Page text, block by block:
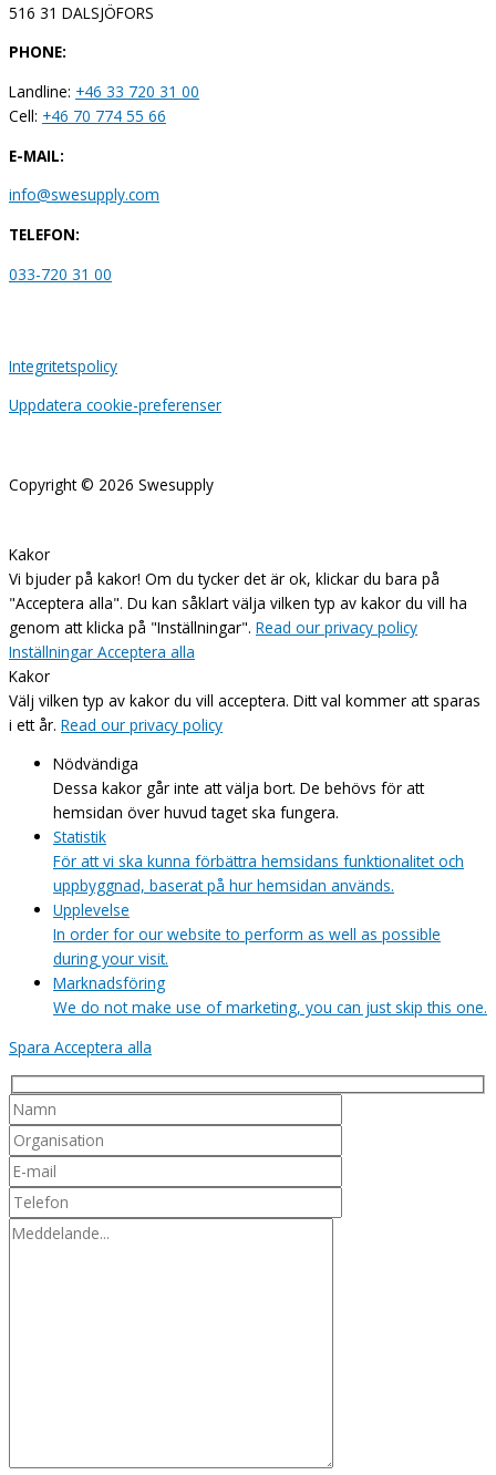
516 31 DALSJÖFORS
PHONE:
Landline: +46 33 720 31 00
Cell: +46 70 774 55 66
E-MAIL:
info@swesupply.com
TELEFON:
033-720 31 00
Integritetspolicy
Uppdatera cookie-preferenser
Copyright © 2026 Swesupply
Kakor
Vi bjuder på kakor! Om du tycker det är ok, klickar du bara på
"Acceptera alla". Du kan såklart välja vilken typ av kakor du vill ha
genom att klicka på "Inställningar". Read our privacy policy
Inställningar Acceptera alla
Kakor
Välj vilken typ av kakor du vill acceptera. Ditt val kommer att sparas
i ett år. Read our privacy policy
Nödvändiga
Dessa kakor går inte att välja bort. De behövs för att
hemsidan över huvud taget ska fungera.
Statistik
För att vi ska kunna förbättra hemsidans funktionalitet och
uppbyggnad, baserat på hur hemsidan används.
Upplevelse
In order for our website to perform as well as possible
during your visit.
Marknadsföring
We do not make use of marketing, you can just skip this one.
Spara Acceptera alla